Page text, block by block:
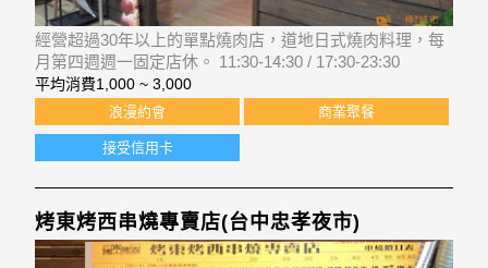
經營超過30年以上的單點燒肉店，道地日式燒肉料理，每
月第四週週一固定店休。 11:30-14:30 / 17:30-23:30
平均消費1,000 ~ 3,000
浪漫約會 商業聚餐
接受信用卡
烤東烤西串燒專賣店(台中忠孝夜市)